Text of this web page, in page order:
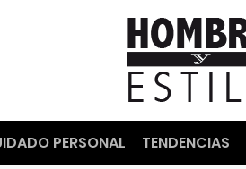
PERSONAL TENDENCIAS